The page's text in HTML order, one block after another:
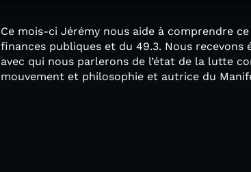
Ce mois-ci Jérémy nous aide à comprendre
finances publiques et du 49.3. Nous recevons
avec qui nous parlerons de l’état de la lutte
mouvement et philosophie et autrice du